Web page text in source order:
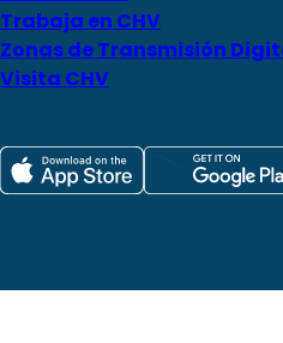
Trabaja en CHV
Zonas de Transmisión
Visita CHV